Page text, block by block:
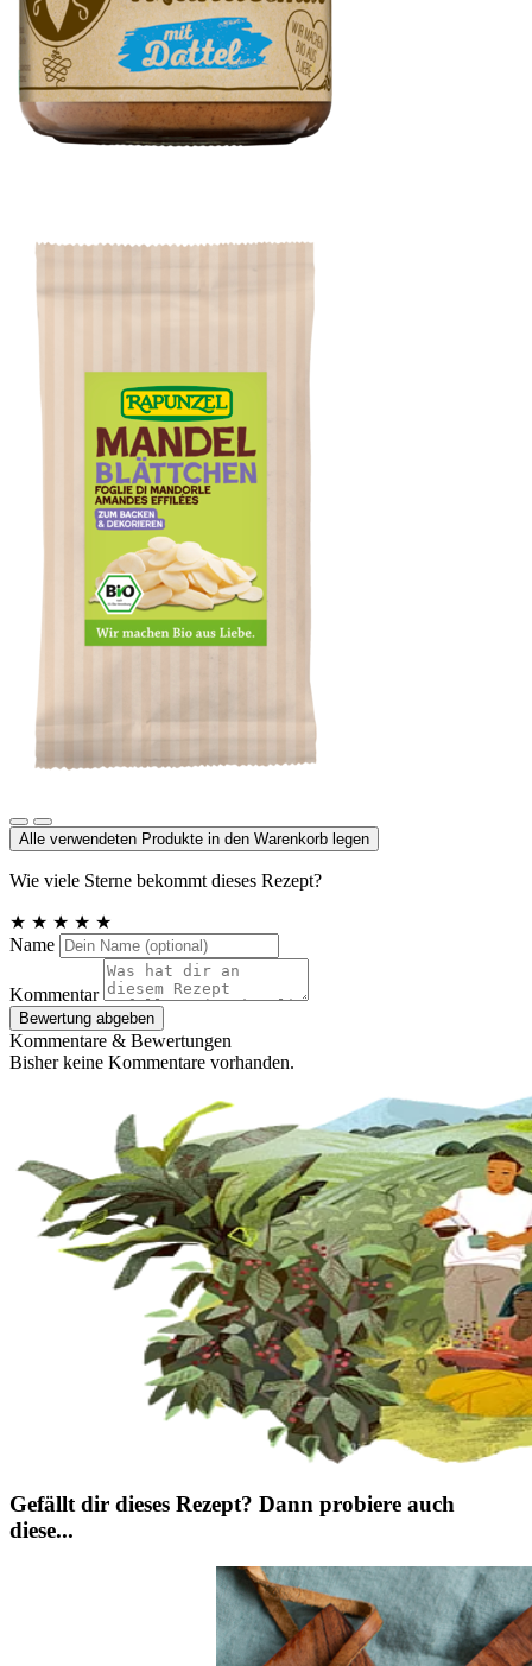
Alle verwendeten Produkte in den Warenkorb legen
Wie viele Sterne bekommt dieses Rezept?
★ ★ ★ ★ ★
Name
Kommentar
Bewertung abgeben
Kommentare & Bewertungen
Bisher keine Kommentare vorhanden.
Gefällt dir dieses Rezept? Dann probiere auch
diese...